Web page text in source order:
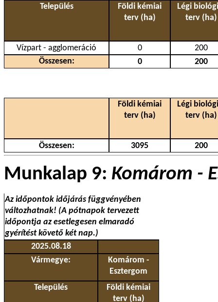
Település
Földi kémiai
terv (ha)
Légi
terv (ha)
Vízpart - agglomeráció 0
200
Összesen:
0 200
Földi kémiai
terv (ha)
Légi
terv (ha)
Összesen: 3095 200
Munkalap 9: Komárom -
Az időpontok időjárás függvényében
változhatnak! (A pótnapok tervezett
időpontja az esetlegesen elmaradó
gyérítést követő két nap.)
2025.08.18
Vármegye:
Komárom -
Esztergom
Település
Földi kémiai
terv (ha)